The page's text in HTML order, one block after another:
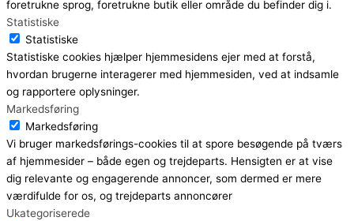
foretrukne sprog, foretrukne butik eller område du befinder dig i.
Statistiske
Statistiske
Statistiske cookies hjælper hjemmesidens ejer med at forstå,
hvordan brugerne interagerer med hjemmesiden, ved at indsamle
og rapportere oplysninger.
Markedsføring
Markedsføring
Vi bruger markedsførings-cookies til at spore besøgende på tværs
af hjemmesider – både egen og trejdeparts. Hensigten er at vise
dig relevante og engagerende annoncer, som dermed er mere
værdifulde for os, og trejdeparts annoncører
Ukategoriserede